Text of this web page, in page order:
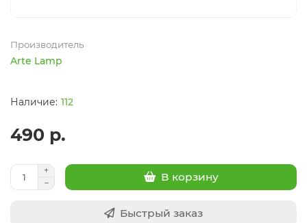
Производитель
Arte Lamp
112
490 р.
В корзину
Быстрый заказ